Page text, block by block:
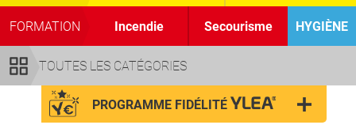
TOUTES LES CATÉGORIES
FORMATION Incendie Secourisme HYGIÈNE
PROGRAMME FIDÉLITÉ